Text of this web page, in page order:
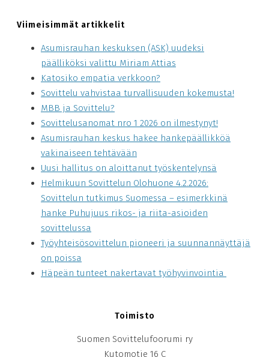
Viimeisimmät artikkelit
Asumisrauhan keskuksen (ASK) uudeksi
päälliköksi valittu Miriam Attias
Katosiko empatia verkkoon?
Sovittelu vahvistaa turvallisuuden kokemusta!
MBB ja Sovittelu?
Sovittelusanomat nro 1 2026 on ilmestynyt!
Asumisrauhan keskus hakee hankepäällikköä
vakinaiseen tehtävään
Uusi hallitus on aloittanut työskentelynsä
Helmikuun Sovittelun Olohuone 4.2.2026:
Sovittelun tutkimus Suomessa – esimerkkinä
hanke Puhujuus rikos- ja riita-asioiden
sovittelussa
Työyhteisösovittelun pioneeri ja suunnannäyttäjä
on poissa
Häpeän tunteet nakertavat työhyvinvointia
Toimisto
Suomen Sovittelufoorumi ry
Kutomotie 16 C